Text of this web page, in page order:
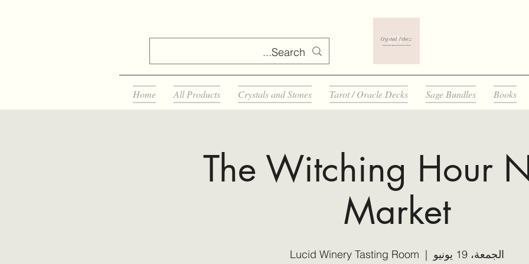
Home All Products Crystals and Stones Tarot / Oracle Decks Sage Bundles Books
The Witching Hour
Market
الجمعة، 19 يونيو
  |
Lucid Winery Tasting Room